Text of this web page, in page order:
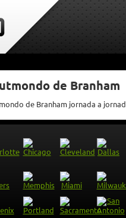
de Branham
de Branham jornada a